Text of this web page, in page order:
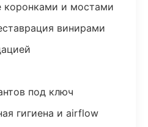
коронками и мостами
винирами
под ключ
гигиена и airflow